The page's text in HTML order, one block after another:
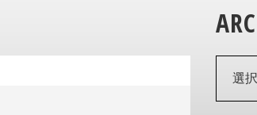
選